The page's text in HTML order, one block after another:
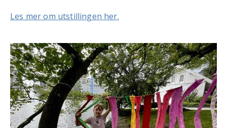
Les mer om utstillingen her.